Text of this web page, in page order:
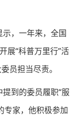
，一年来，全国
展“科普万里行”活
员担当尽责。
到的委员履职“服
专家，他积极参加